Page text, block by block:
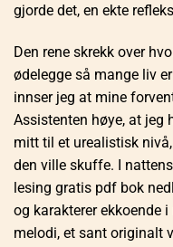
gjorde det, en ekte
Den rene skrekk over
ødelegge så mange liv
innser jeg at mine
Assistenten høye, at jeg
mitt til et urealistisk
den ville skuffe. I
lesing gratis pdf bok
og karakterer ekkoende
melodi, et sant originalt